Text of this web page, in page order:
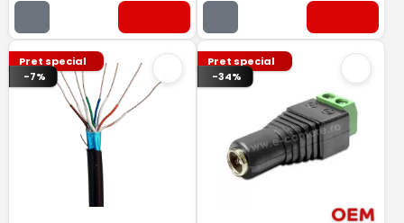
Pret special
-7%
Pret special
-34%